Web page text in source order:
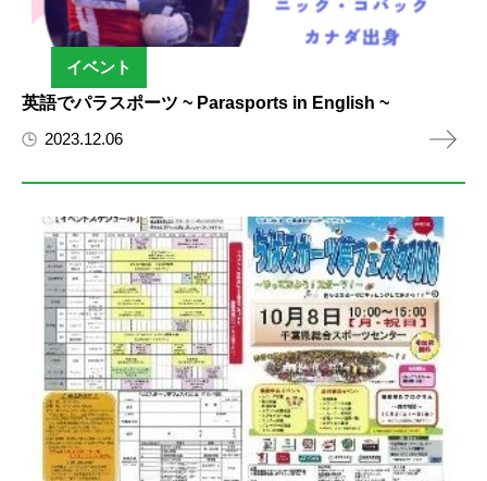
イベント
英語でパラスポーツ ~ Parasports in English ~
2023.12.06